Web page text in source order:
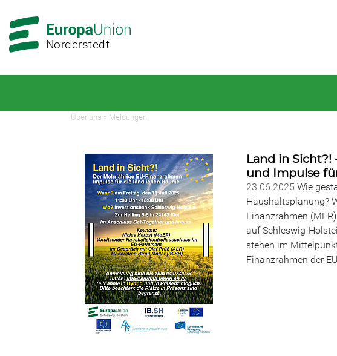
Hauptnavigation
Hauptbereich
Norderstedt
Über uns » Meldungen
Land in
und Impulse
23.06.2025 Wie
Haushaltsplanung?
Finanzrahmen
auf Schleswig-
stehen im
Finanzrahmen der